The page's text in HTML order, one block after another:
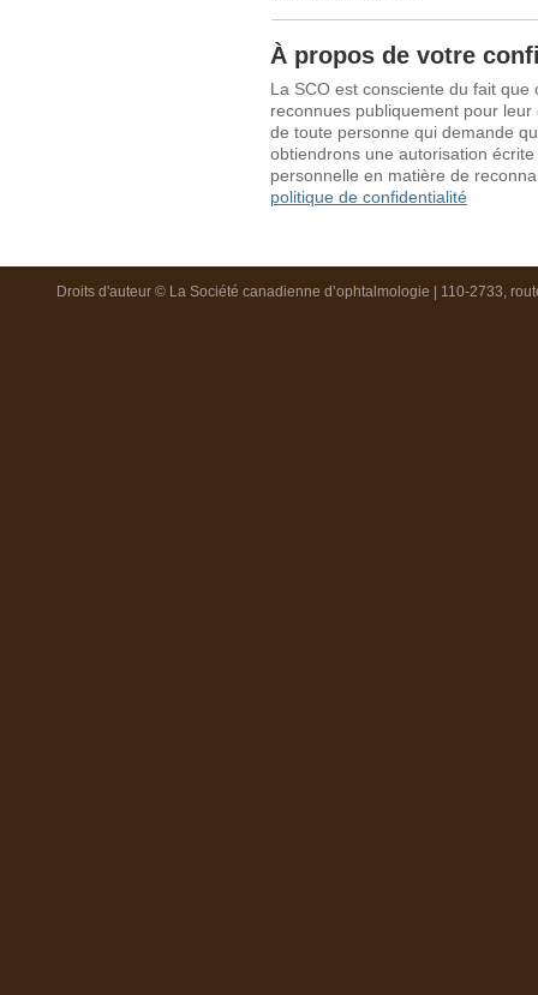
À propos de votre
La SCO est consciente du fait
reconnues publiquement pour
de toute personne qui demande
obtiendrons une autorisation
personnelle en matière de
politique de confidentialité
Droits d'auteur © La Société canadienne d’ophtalmologie | 110-2733,